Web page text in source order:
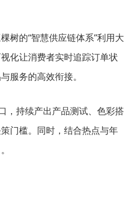
树的“智慧供应链体系”利用大
化让消费者实时追踪订单状
服务的高效衔接。
，持续产出产品测试、色彩搭
门槛。同时，结合热点与年